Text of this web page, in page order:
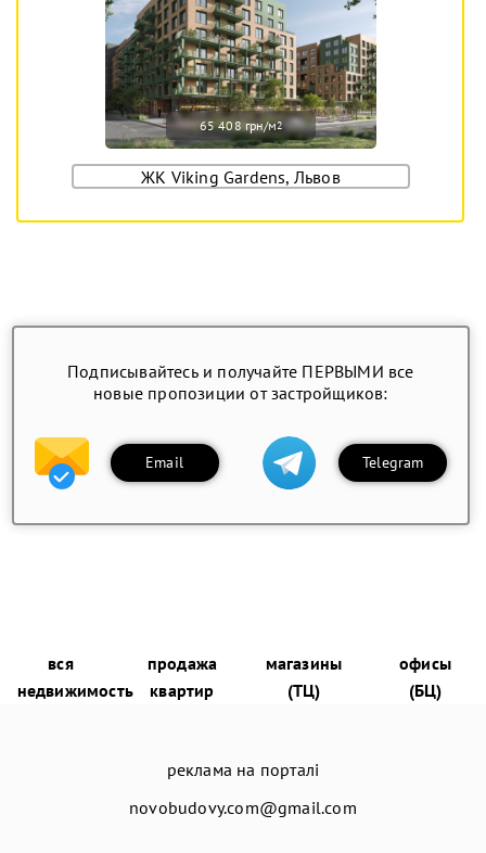
65 408 грн/м2
ЖК Viking Gardens, Львов
Подписывайтесь и получайте ПЕРВЫМИ все
новые пропозиции от застройщиков:
Email Telegram
вся
недвижимость
продажа
квартир
магазины
(ТЦ)
офисы
(БЦ)
реклама на порталі
novobudovy.com@gmail.com